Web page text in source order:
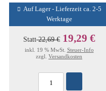
Auf Lager - Lieferzeit ca. 2-5
Werktage
Statt22,69 € 19,29 €
inkl. 19 % MwSt. Steuer-Info
zzgl. Versandkosten